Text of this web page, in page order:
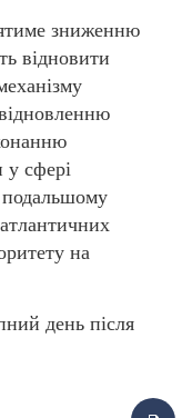
зниженню
відновити
у сфері
подальшому
на
день після